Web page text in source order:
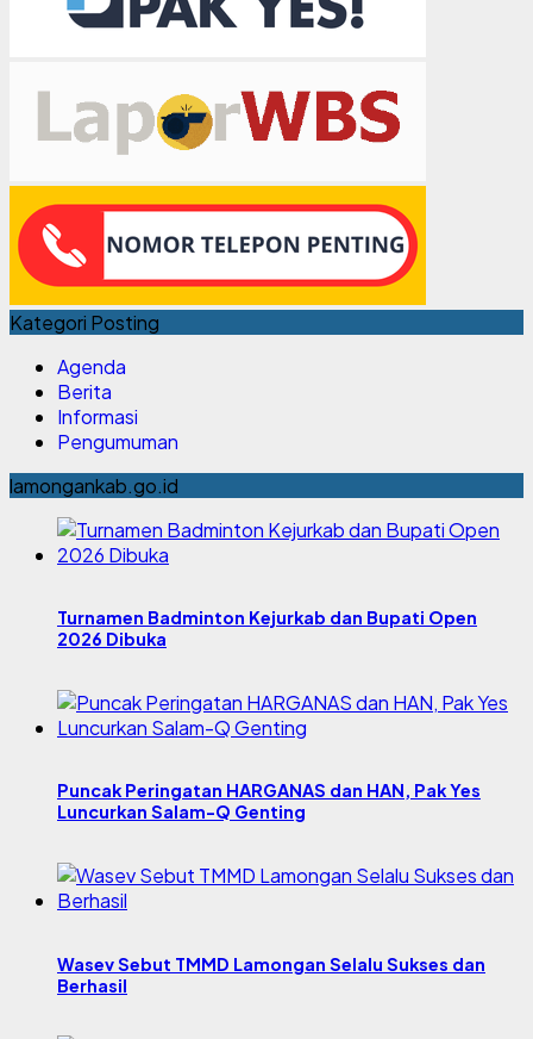
Kategori Posting
Agenda
Berita
Informasi
Pengumuman
lamongankab.go.id
Turnamen Badminton Kejurkab dan Bupati Open
2026 Dibuka
Puncak Peringatan HARGANAS dan HAN, Pak Yes
Luncurkan Salam-Q Genting
Wasev Sebut TMMD Lamongan Selalu Sukses dan
Berhasil